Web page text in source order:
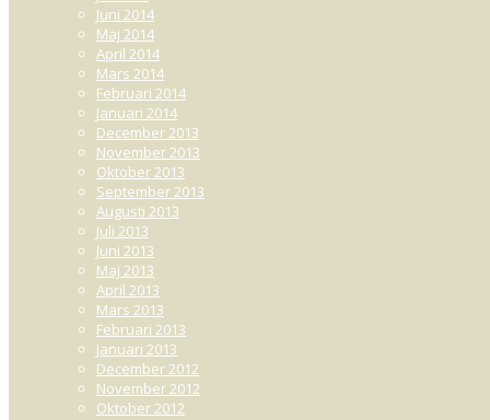
Juni 2014
Maj 2014
April 2014
Mars 2014
Februari 2014
Januari 2014
December 2013
November 2013
Oktober 2013
September 2013
Augusti 2013
Juli 2013
Juni 2013
Maj 2013
April 2013
Mars 2013
Februari 2013
Januari 2013
December 2012
November 2012
Oktober 2012